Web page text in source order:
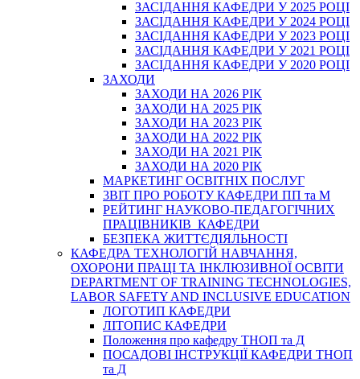
ЗАСІДАННЯ КАФЕДРИ У 2025 РОЦІ
ЗАСІДАННЯ КАФЕДРИ У 2024 РОЦІ
ЗАСІДАННЯ КАФЕДРИ У 2023 РОЦІ
ЗАСІДАННЯ КАФЕДРИ У 2021 РОЦІ
ЗАСІДАННЯ КАФЕДРИ У 2020 РОЦІ
ЗАХОДИ
ЗАХОДИ НА 2026 РІК
ЗАХОДИ НА 2025 РІК
ЗАХОДИ НА 2023 РІК
ЗАХОДИ НА 2022 РІК
ЗАХОДИ НА 2021 РІК
ЗАХОДИ НА 2020 РІК
МАРКЕТИНГ ОСВІТНІХ ПОСЛУГ
3BIT ПРО РОБОТУ КАФЕДРИ ПП та М
РЕЙТИНГ НАУКОВО-ПЕДАГОГІЧНИХ
ПРАЦІВНИКІВ КАФЕДРИ
БЕЗПЕКА ЖИТТЄДІЯЛЬНОСТІ
КАФЕДРА ТЕХНОЛОГІЙ НАВЧАННЯ,
ОХОРОНИ ПРАЦІ ТА ІНКЛЮЗИВНОЇ ОСВІТИ
DEPARTMENT OF TRAINING TECHNOLOGIES,
LABOR SAFETY AND INCLUSIVE EDUCATION
ЛОГОТИП КАФЕДРИ
ЛІТОПИС КАФЕДРИ
Положення про кафедру ТНОП та Д
ПОСАДОВІ ІНСТРУКЦІЇ КАФЕДРИ ТНОП
та Д